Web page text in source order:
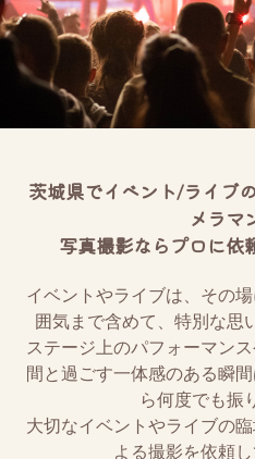
茨城県でイベント/ライブ
メラマ
写真撮影ならプロに依
イベントやライブは、その
囲気まで含めて、特別な思
ステージ上のパフォーマン
間と過ごす一体感のある瞬
ら何度でも振
大切なイベントやライブの
よる撮影を依頼